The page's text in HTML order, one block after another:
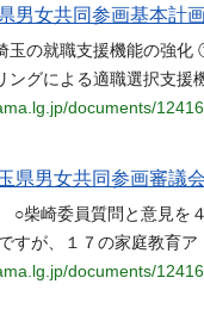
男女共同参画基本計
玉の就職支援機能の強
グによる適職選択支援
documents/
県男女共同参画審議
○柴崎委員質問と意見を
すが、１７の家庭教育
documents/